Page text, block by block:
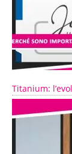
Titanium: